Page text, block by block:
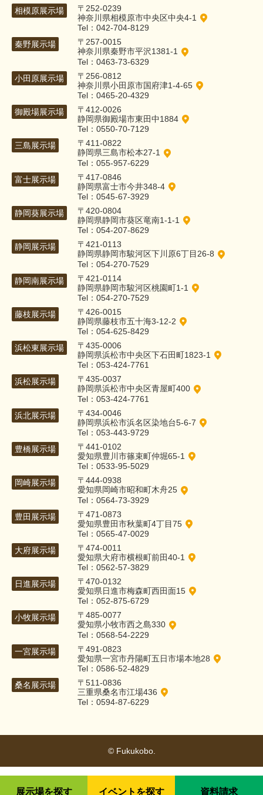
相模原展示場
〒252-0239
神奈川県相模原市中央区中央4-1
Tel：042-704-8129
秦野展示場
〒257-0015
神奈川県秦野市平沢1381-1
Tel：0463-73-6329
小田原展示場
〒256-0812
神奈川県小田原市国府津1-4-65
Tel：0465-20-4329
御殿場展示場
〒412-0026
静岡県御殿場市東田中1884
Tel：0550-70-7129
三島展示場
〒411-0822
静岡県三島市松本27-1
Tel：055-957-6229
富士展示場
〒417-0846
静岡県富士市今井348-4
Tel：0545-67-3929
静岡葵展示場
〒420-0804
静岡県静岡市葵区竜南1-1-1
Tel：054-207-8629
静岡展示場
〒421-0113
静岡県静岡市駿河区下川原6丁目26-8
Tel：054-270-7529
静岡南展示場
〒421-0114
静岡県静岡市駿河区桃園町1-1
Tel：054-270-7529
藤枝展示場
〒426-0015
静岡県藤枝市五十海3-12-2
Tel：054-625-8429
浜松東展示場
〒435-0006
静岡県浜松市中央区下石田町1823-1
Tel：053-424-7761
浜松展示場
〒435-0037
静岡県浜松市中央区青屋町400
Tel：053-424-7761
浜北展示場
〒434-0046
静岡県浜松市浜名区染地台5-6-7
Tel：053-443-9729
豊橋展示場
〒441-0102
愛知県豊川市篠束町仲堀65-1
Tel：0533-95-5029
岡崎展示場
〒444-0938
愛知県岡崎市昭和町木舟25
Tel：0564-73-3929
豊田展示場
〒471-0873
愛知県豊田市秋葉町4丁目75
Tel：0565-47-0029
大府展示場
〒474-0011
愛知県大府市横根町前田40-1
Tel：0562-57-3829
日進展示場
〒470-0132
愛知県日進市梅森町西田面15
Tel：052-875-6729
小牧展示場
〒485-0077
愛知県小牧市西之島330
Tel：0568-54-2229
一宮展示場
〒491-0823
愛知県一宮市丹陽町五日市場本地28
Tel：0586-52-4829
桑名展示場
〒511-0836
三重県桑名市江場436
Tel：0594-87-6229
© Fukukobo.
展示場を探す イベントを探す 資料請求